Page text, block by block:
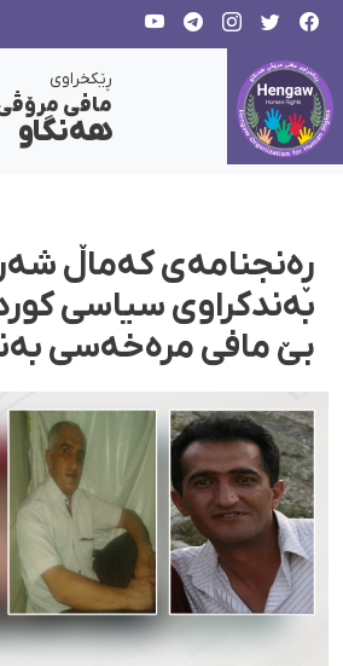
ڕێکخراوی
مافی
هەنگاو
ڕەنجنامەی کەماڵ
بێ مافی مرەخەسی